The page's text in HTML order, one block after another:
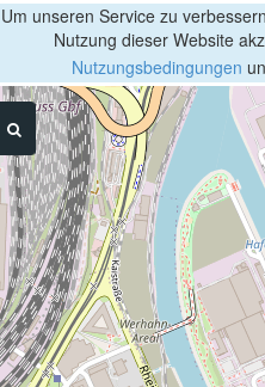
Um unseren Service zu
Nutzung dieser Website
Nutzungsbedingungen